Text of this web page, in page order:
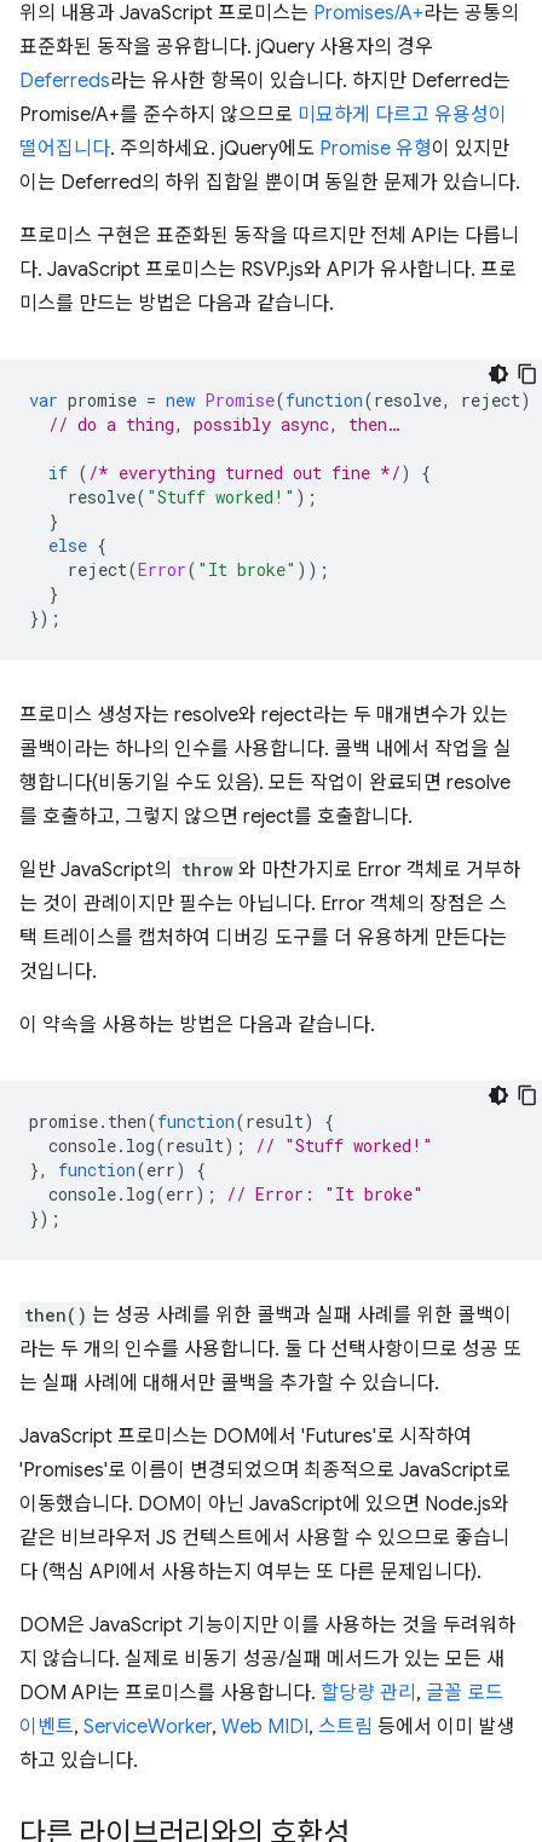
위의 내용과 JavaScript 프로미스는 Promises/A+라는 공통의
표준화된 동작을 공유합니다. jQuery 사용자의 경우
Deferreds라는 유사한 항목이 있습니다. 하지만 Deferred는
Promise/A+를 준수하지 않으므로 미묘하게 다르고 유용성이
떨어집니다. 주의하세요. jQuery에도 Promise 유형이 있지만
이는 Deferred의 하위 집합일 뿐이며 동일한 문제가 있습니다.
프로미스 구현은 표준화된 동작을 따르지만 전체 API는 다릅니
다. JavaScript 프로미스는 RSVP.js와 API가 유사합니다. 프로
미스를 만드는 방법은 다음과 같습니다.
var promise = new Promise(function(resolve, reject)
// do a thing, possibly async, then…
if ( /* everything turned out fine */)
{
resolve( "Stuff worked!" );
}
else {
reject(Error( "It broke" ));
}
});
프로미스 생성자는 resolve와 reject라는 두 매개변수가 있는
콜백이라는 하나의 인수를 사용합니다. 콜백 내에서 작업을 실
행합니다(비동기일 수도 있음). 모든 작업이 완료되면 resolve
를 호출하고, 그렇지 않으면 reject를 호출합니다.
일반 JavaScript의 throw 와 마찬가지로 Error 객체로 거부하
는 것이 관례이지만 필수는 아닙니다. Error 객체의 장점은 스
택 트레이스를 캡처하여 디버깅 도구를 더 유용하게 만든다는
것입니다.
이 약속을 사용하는 방법은 다음과 같습니다.
promise. then(function(result)
{
console. log(result);
// "Stuff worked!"
},
function(err)
{
console. log(err);
// Error: "It broke"
});
then() 는 성공 사례를 위한 콜백과 실패 사례를 위한 콜백이
라는 두 개의 인수를 사용합니다. 둘 다 선택사항이므로 성공 또
는 실패 사례에 대해서만 콜백을 추가할 수 있습니다.
JavaScript 프로미스는 DOM에서 'Futures'로 시작하여
'Promises'로 이름이 변경되었으며 최종적으로 JavaScript로
이동했습니다. DOM이 아닌 JavaScript에 있으면 Node.js와
같은 비브라우저 JS 컨텍스트에서 사용할 수 있으므로 좋습니
다 (핵심 API에서 사용하는지 여부는 또 다른 문제입니다).
DOM은 JavaScript 기능이지만 이를 사용하는 것을 두려워하
지 않습니다. 실제로 비동기 성공/실패 메서드가 있는 모든 새
DOM API는 프로미스를 사용합니다. 할당량 관리 , 글꼴 로드
이벤트, ServiceWorker, Web MIDI, 스트림 등에서 이미 발생
하고 있습니다.
다른 라이브러리와의 호환성